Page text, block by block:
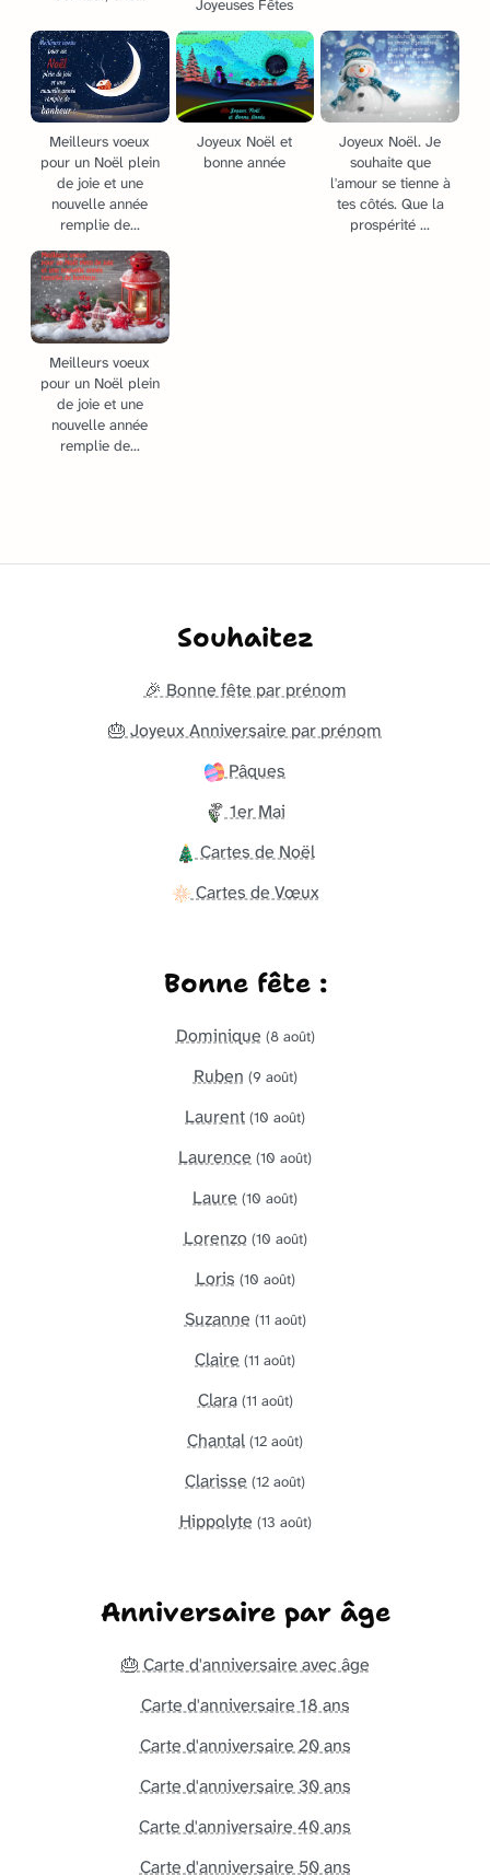
Joyeuses Fêtes
Meilleurs voeux
pour un Noël plein
de joie et une
nouvelle année
remplie de...
Joyeux Noël et
bonne année
Joyeux Noël. Je
souhaite que
l'amour se tienne à
tes côtés. Que la
prospérité ...
Meilleurs voeux
pour un Noël plein
de joie et une
nouvelle année
remplie de...
Souhaitez
🎉 Bonne fête par prénom
🎂 Joyeux Anniversaire par prénom
Pâques
1er Mai
Cartes de Noël
Cartes de Vœux
Bonne fête :
Dominique (8 août)
Ruben (9 août)
Laurent (10 août)
Laurence (10 août)
Laure (10 août)
Lorenzo (10 août)
Loris (10 août)
Suzanne (11 août)
Claire (11 août)
Clara (11 août)
Chantal (12 août)
Clarisse (12 août)
Hippolyte (13 août)
Anniversaire par âge
🎂 Carte d'anniversaire avec âge
Carte d'anniversaire 18 ans
Carte d'anniversaire 20 ans
Carte d'anniversaire 30 ans
Carte d'anniversaire 40 ans
Carte d'anniversaire 50 ans